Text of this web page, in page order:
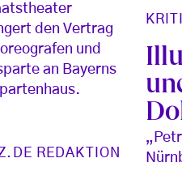
den Vertrag
und
an Bayerns
REDAKTION